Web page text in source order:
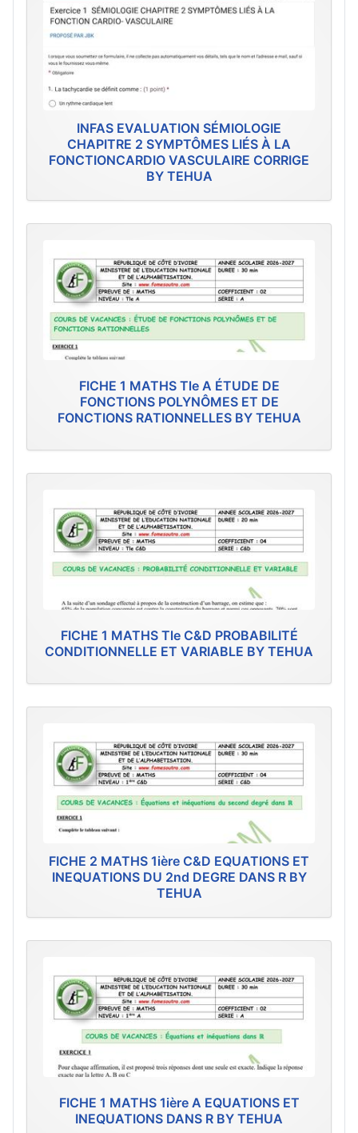
INFAS EVALUATION SÉMIOLOGIE
CHAPITRE 2 SYMPTÔMES LIÉS À LA
FONCTIONCARDIO VASCULAIRE CORRIGE
BY TEHUA
FICHE 1 MATHS Tle A ÉTUDE DE
FONCTIONS POLYNÔMES ET DE
FONCTIONS RATIONNELLES BY TEHUA
FICHE 1 MATHS Tle C&D PROBABILITÉ
CONDITIONNELLE ET VARIABLE BY TEHUA
FICHE 2 MATHS 1ière C&D EQUATIONS ET
INEQUATIONS DU 2nd DEGRE DANS R BY
TEHUA
FICHE 1 MATHS 1ière A EQUATIONS ET
INEQUATIONS DANS R BY TEHUA